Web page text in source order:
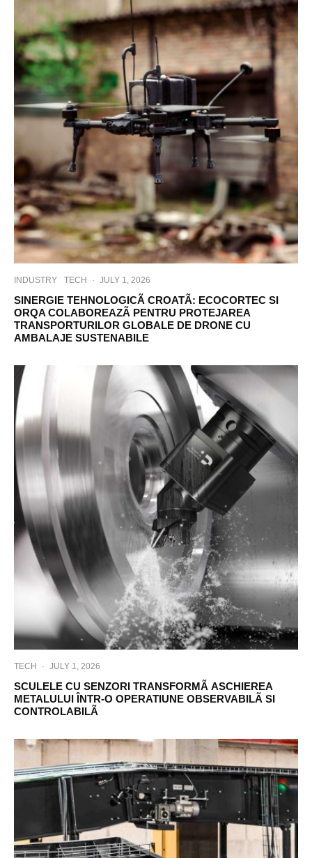
INDUSTRY TECH · JULY 1, 2026
SINERGIE TEHNOLOGICÃ CROATÃ: ECOCORTEC SI
ORQA COLABOREAZÃ PENTRU PROTEJAREA
TRANSPORTURILOR GLOBALE DE DRONE CU
AMBALAJE SUSTENABILE
TECH · JULY 1, 2026
SCULELE CU SENZORI TRANSFORMÃ ASCHIEREA
METALULUI ÎNTR-O OPERATIUNE OBSERVABILÃ SI
CONTROLABILÃ